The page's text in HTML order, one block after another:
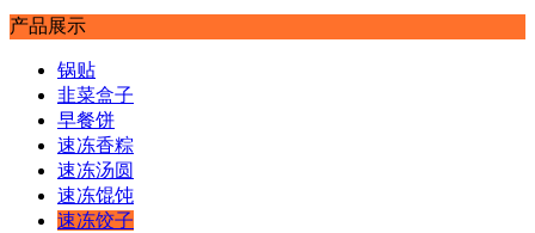
产品展示
锅贴
韭菜盒子
早餐饼
速冻香粽
速冻汤圆
速冻馄饨
速冻饺子